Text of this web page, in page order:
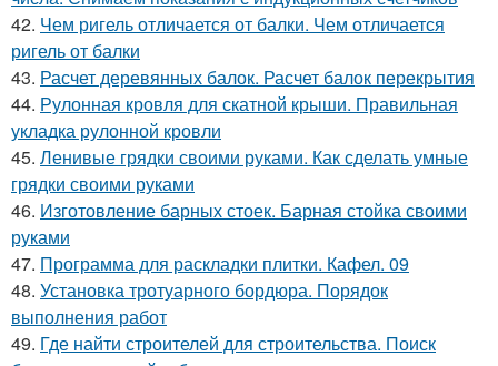
42. Чем ригель отличается от балки. Чем отличается
ригель от балки
43. Расчет деревянных балок. Расчет балок перекрытия
44. Рулонная кровля для скатной крыши. Правильная
укладка рулонной кровли
45. Ленивые грядки своими руками. Как сделать умные
грядки своими руками
46. Изготовление барных стоек. Барная стойка своими
руками
47. Программа для раскладки плитки. Кафел. 09
48. Установка тротуарного бордюра. Порядок
выполнения работ
49. Где найти строителей для строительства. Поиск